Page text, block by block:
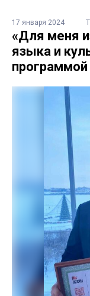
17 января 2024
«Для меня
языка и